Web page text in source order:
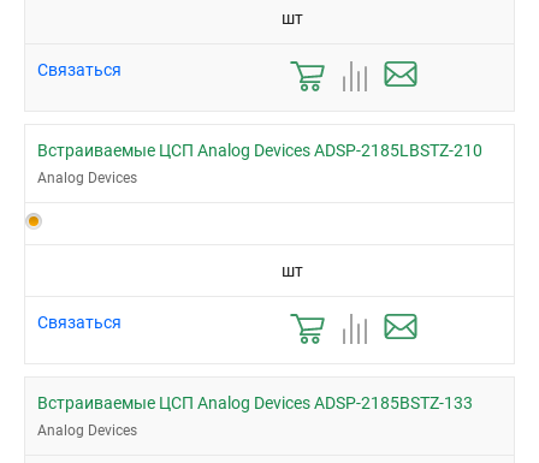
шт
Связаться
Встраиваемые ЦСП Analog Devices ADSP-2185LBSTZ-210
Analog Devices
шт
Связаться
Встраиваемые ЦСП Analog Devices ADSP-2185BSTZ-133
Analog Devices